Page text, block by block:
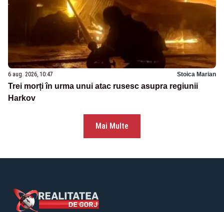
6 aug. 2026, 10:47 Stoica Marian
Trei morți în urma unui atac rusesc asupra regiunii
Harkov
Mai Multe